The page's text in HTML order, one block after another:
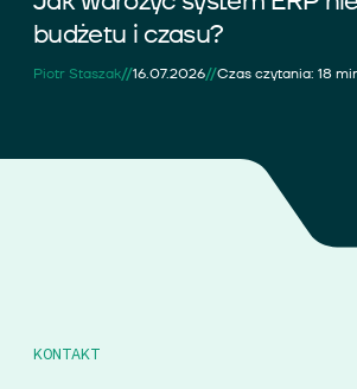
budżetu i czasu?
Piotr Staszak//16.07.2026//Czas czytania: 18
KONTAKT